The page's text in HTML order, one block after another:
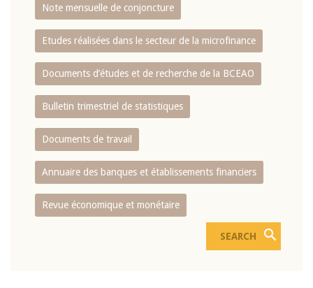
Note mensuelle de conjoncture
Etudes réalisées dans le secteur de la microfinance
Documents d’études et de recherche de la BCEAO
Bulletin trimestriel de statistiques
Documents de travail
Annuaire des banques et établissements financiers
Revue économique et monétaire